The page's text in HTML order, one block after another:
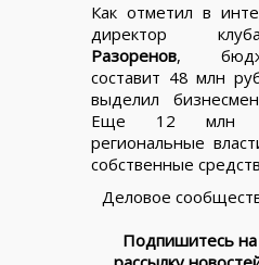
Как отметил в
директор
Разоренов,
составит 48 млн
выделил
Еще 12 млн
региональные
собственные
Деловое
Подпишитесь